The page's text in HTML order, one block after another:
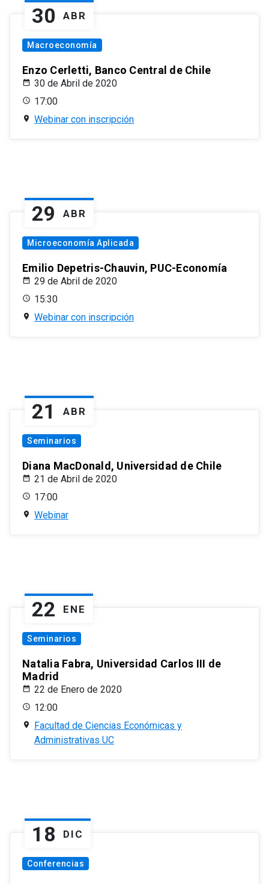
30 ABR
Macroeconomía
Enzo Cerletti, Banco Central de Chile
30 de Abril de 2020
17:00
Webinar con inscripción
29 ABR
Microeconomía Aplicada
Emilio Depetris-Chauvin, PUC-Economía
29 de Abril de 2020
15:30
Webinar con inscripción
21 ABR
Seminarios
Diana MacDonald, Universidad de Chile
21 de Abril de 2020
17:00
Webinar
22 ENE
Seminarios
Natalia Fabra, Universidad Carlos III de
Madrid
22 de Enero de 2020
12:00
Facultad de Ciencias Económicas y
Administrativas UC
18 DIC
Conferencias